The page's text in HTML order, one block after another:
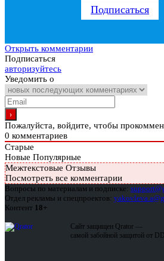
Подписаться
Открыть комментарии
Подписаться
авторизуйтесь
Уведомить о
Пожалуйста, войдите, чтобы
0 комментариев
Старые
Новые Популярные
Межтекстовые Отзывы
Посмотреть все комментарии
Вопросы по материалам и подписке:
Отдел рекламы и спецпроектов:
Контент 18+
Сайт защищен Qrator —
самой забойной защитой от